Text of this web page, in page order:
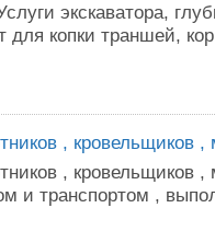
экскаватора,
для копки траншей,
, кровельщиков ,
, кровельщиков
и транспортом ,